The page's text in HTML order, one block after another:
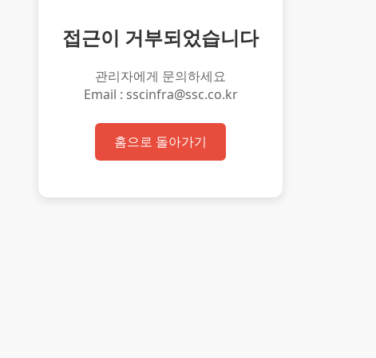
접근이 거부되었습니다
관리자에게 문의하세요
Email : sscinfra@ssc.co.kr
홈으로 돌아가기